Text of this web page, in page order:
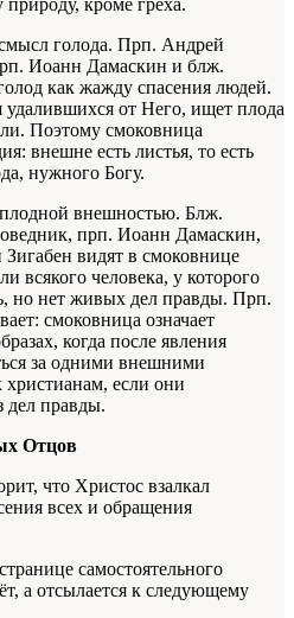
кроме греха.
голода. Прп. Андрей
Иоанн Дамаскин и блж.
как жажду спасения людей.
удалившихся от Него, ищет плода
Поэтому смоковница
внешне есть листья, то есть
нужного Богу.
внешностью. Блж.
прп. Иоанн Дамаскин,
видят в смоковнице
всякого человека, у которого
но нет живых дел правды. Прп.
смоковница означает
когда после явления
за одними внешними
если они
дел правды.
Отцов
что Христос взалкал
всех и обращения
самостоятельного
а отсылается к следующему